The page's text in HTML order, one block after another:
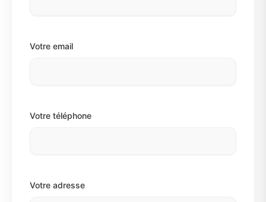
Votre email
Votre téléphone
Votre adresse